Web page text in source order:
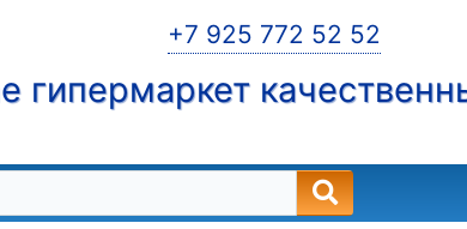
+7 925 772 52 52
гипермаркет